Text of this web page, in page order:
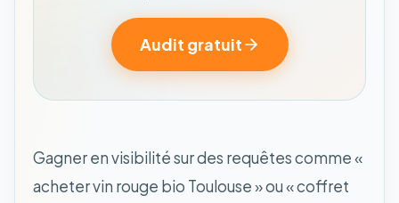
Audit gratuit
Gagner en visibilité sur des requêtes comme «
acheter vin rouge bio Toulouse » ou « coffret